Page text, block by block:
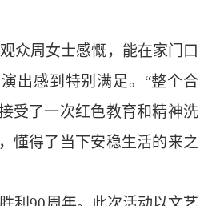
众周女士感慨，能在家门口
出感到特别满足。“整个合
受了一次红色教育和精神洗
懂得了当下安稳生活的来之